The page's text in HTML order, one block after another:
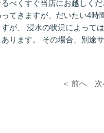
べくすぐ当店にお越しく
てきますが、だいたい4
が、 浸水の状況によって
ります。 その場合、別途
＜ 前へ 次